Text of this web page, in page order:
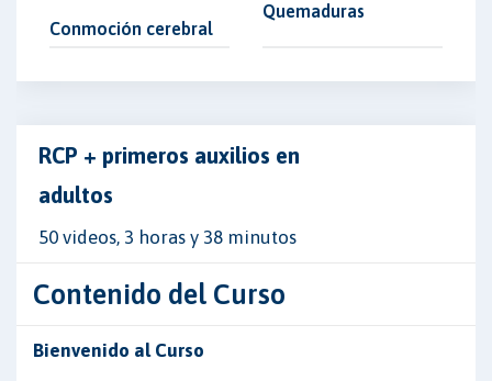
Conmoción cerebral
Quemaduras
RCP + primeros auxilios en
adultos
50 videos, 3 horas y 38 minutos
Contenido del Curso
Bienvenido al Curso